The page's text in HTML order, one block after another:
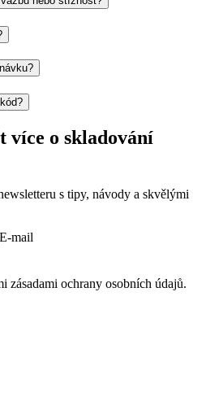
více o skladování
s tipy, návody a skvělými
E-mail
zásadami ochrany osobních údajů.